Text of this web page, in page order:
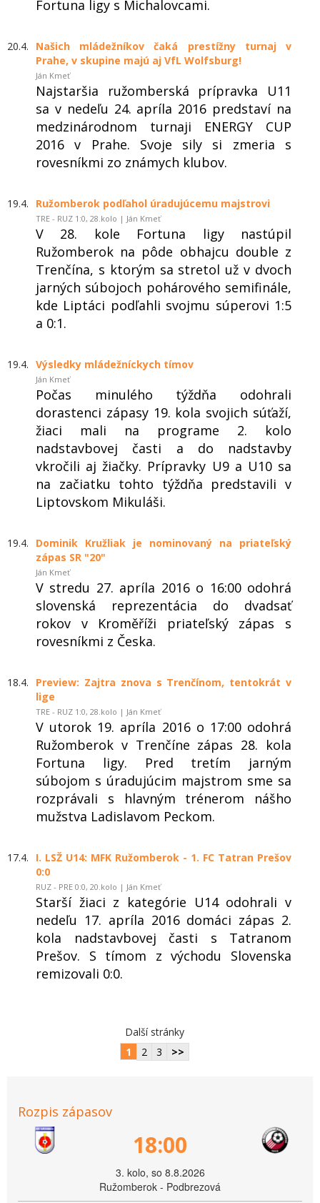
Fortuna ligy s Michalovcami.
20.4.
Našich mládežníkov čaká prestížny turnaj v
Prahe, v skupine majú aj VfL Wolfsburg!
Ján Kmeť
Najstaršia ružomberská prípravka U11
sa v nedeľu 24. apríla 2016 predstaví na
medzinárodnom turnaji ENERGY CUP
2016 v Prahe. Svoje sily si zmeria s
rovesníkmi zo známych klubov.
19.4. Ružomberok podľahol úradujúcemu majstrovi
TRE - RUZ 1:0, 28.kolo | Ján Kmeť
V 28. kole Fortuna ligy nastúpil
Ružomberok na pôde obhajcu double z
Trenčína, s ktorým sa stretol už v dvoch
jarných súbojoch pohárového semifinále,
kde Liptáci podľahli svojmu súperovi 1:5
a 0:1.
19.4. Výsledky mládežníckych tímov
Ján Kmeť
Počas minulého týždňa odohrali
dorastenci zápasy 19. kola svojich súťaží,
žiaci mali na programe 2. kolo
nadstavbovej časti a do nadstavby
vkročili aj žiačky. Prípravky U9 a U10 sa
na začiatku tohto týždňa predstavili v
Liptovskom Mikuláši.
19.4.
Dominik Kružliak je nominovaný na priateľský
zápas SR "20"
Ján Kmeť
V stredu 27. apríla 2016 o 16:00 odohrá
slovenská reprezentácia do dvadsať
rokov v Kroměříži priateľský zápas s
rovesníkmi z Česka.
18.4.
Preview: Zajtra znova s Trenčínom, tentokrát v
lige
TRE - RUZ 1:0, 28.kolo | Ján Kmeť
V utorok 19. apríla 2016 o 17:00 odohrá
Ružomberok v Trenčíne zápas 28. kola
Fortuna ligy. Pred tretím jarným
súbojom s úradujúcim majstrom sme sa
rozprávali s hlavným trénerom nášho
mužstva Ladislavom Peckom.
17.4.
I. LSŽ U14: MFK Ružomberok - 1. FC Tatran Prešov
0:0
RUZ - PRE 0:0, 20.kolo | Ján Kmeť
Starší žiaci z kategórie U14 odohrali v
nedeľu 17. apríla 2016 domáci zápas 2.
kola nadstavbovej časti s Tatranom
Prešov. S tímom z východu Slovenska
remizovali 0:0.
Další stránky
1
2 3 >>
Rozpis zápasov
18:00
3. kolo, so 8.8.2026
Ružomberok - Podbrezová